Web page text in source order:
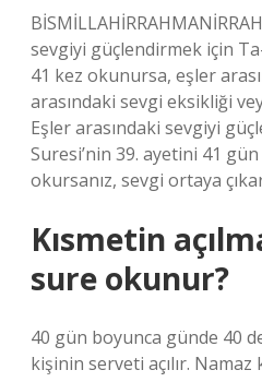
sevgiyi güçlendirmek için
41 kez okunursa, eşler
arasındaki sevgi eksikliği
Eşler arasındaki sevgiyi
Suresi’nin 39. ayetini 41
okursanız, sevgi ortaya
Kısmetin
sure okunur?
40 gün boyunca günde 40
kişinin serveti açılır. Namaz